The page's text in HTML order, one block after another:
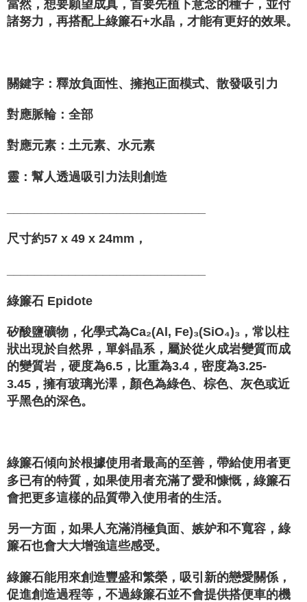
當然，想要願望成真，首要先植下意念的種子，並付
諸努力，再搭配上綠簾石+水晶，才能有更好的效果。
關鍵字：釋放負面性、擁抱正面模式、散發吸引力
對應脈輪：全部
對應元素：土元素、水元素
靈：幫人透過吸引力法則創造
尺寸約57 x 49 x 24mm，
綠簾石 Epidote
矽酸鹽礦物，化學式為Ca₂(Al, Fe)₃(SiO₄)₃，常以柱
狀出現於自然界，單斜晶系，屬於從火成岩變質而成
的變質岩，硬度為6.5，比重為3.4，密度為3.25-
3.45，擁有玻璃光澤，顏色為綠色、棕色、灰色或近
乎黑色的深色。
綠簾石傾向於根據使用者最高的至善，帶給使用者更
多已有的特質，如果使用者充滿了愛和慷慨，綠簾石
會把更多這樣的品質帶入使用者的生活。
另一方面，如果人充滿消極負面、嫉妒和不寬容，綠
簾石也會大大增強這些感受。
綠簾石能用來創造豐盛和繁榮，吸引新的戀愛關係，
促進創造過程等，不過綠簾石並不會提供搭便車的機